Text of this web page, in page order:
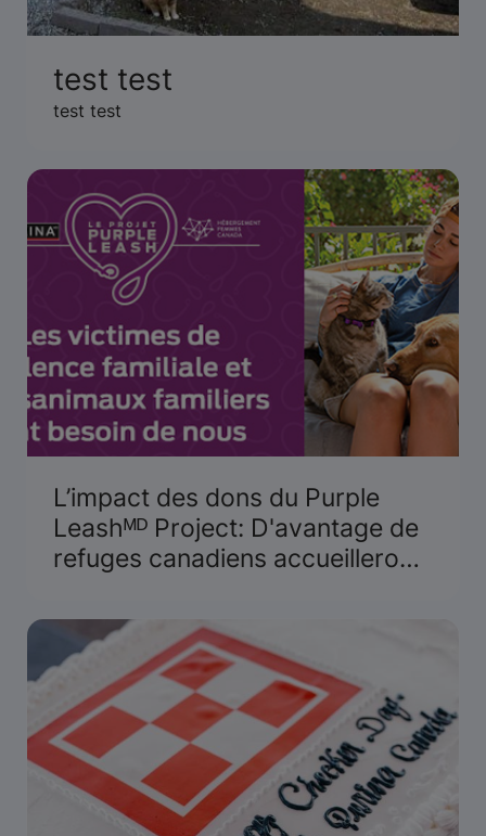
test test
test test
L’impact des dons du Purple
Leashᴹᴰ Project: D'avantage de
refuges canadiens accueilleront
de compagnie